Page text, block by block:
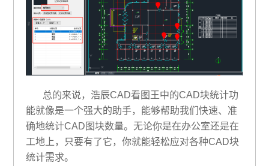
总的来说，浩辰CAD看图王中的CAD块统计功
能就像是一个强大的助手，能够帮助我们快速、准
确地统计CAD图块数量。无论你是在办公室还是在
工地上，只要有了它，你就能轻松应对各种CAD块
统计需求。